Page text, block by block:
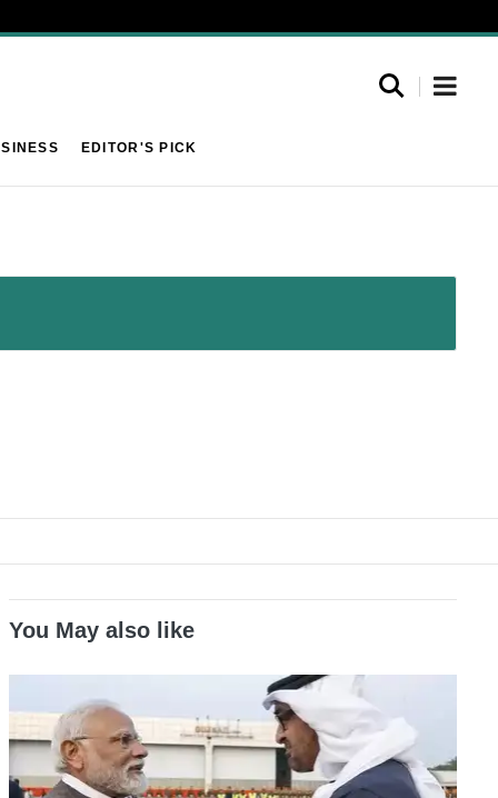
EDITOR'S PICK
You May also like